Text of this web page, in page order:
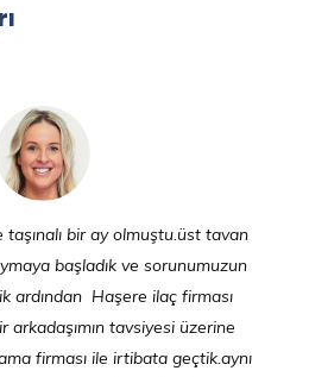
bir ay olmuştu.üst tavan
başladık ve sorunumuzun
ardından Haşere ilaç firması
arkadaşımın tavsiyesi üzerine
firması ile irtibata geçtik.aynı